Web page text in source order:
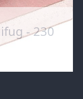
- 230